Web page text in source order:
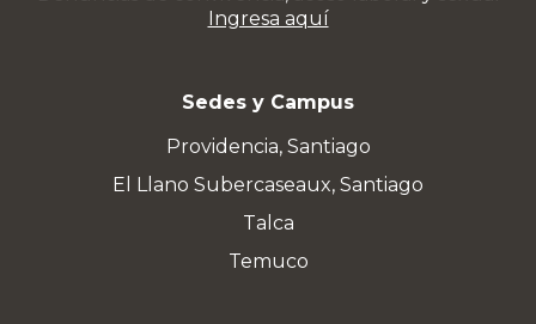
Ingresa aquí
Sedes y Campus
Providencia, Santiago
El Llano Subercaseaux, Santiago
Talca
Temuco